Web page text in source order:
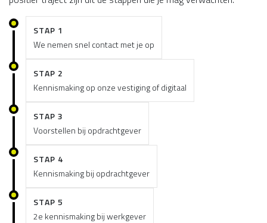
STAP 1
We nemen snel contact met je op
STAP 2
Kennismaking op onze vestiging of digitaal
STAP 3
Voorstellen bij opdrachtgever
STAP 4
Kennismaking bij opdrachtgever
STAP 5
2e kennismaking bij werkgever